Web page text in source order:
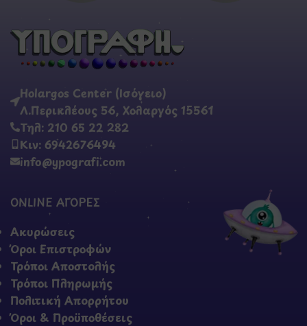
Holargos Center (Ισόγειο)
Λ.Περικλέους 56, Χολαργός 15561
Τηλ: 210 65 22 282
Κιν: 6942676494
info@ypografi.com
ONLINE ΑΓΟΡΕΣ
Ακυρώσεις
Όροι Επιστροφών
Τρόποι Αποστολής
Τρόποι Πληρωμής
Πολιτική Απορρήτου
Όροι & Προϋποθέσεις